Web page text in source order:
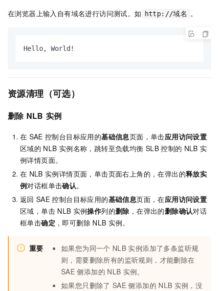
在浏览器上输入自有域名进行访问测试。如 http://域名 。
Hello, World!
资源清理（可选）
删除 NLB 实例
在 SAE 控制台目标应用的基础信息页面，单击应用访问设置
区域的 NLB 实例名称，跳转至负载均衡 SLB 控制的 NLB 实
例详情页面。
在 NLB 实例详情页面，单击页面右上角的 ，在弹出的释放实
例对话框单击确认。
返回 SAE 控制台目标应用的基础信息页面，在应用访问设置
区域，单击 NLB 实例操作列的删除 ，在弹出的删除确认对话
框单击确定 ，即可删除 NLB 实例。
重要 如果您为同一个 NLB 实例添加了多条监听规
则，需要删除所有的监听规则，才能删除在
SAE 侧添加的 NLB 实例。
如果您只删除了 SAE 侧添加的 NLB 实例，没